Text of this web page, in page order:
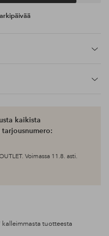
kaikista
Voimassa 11.8. asti.
tuotteesta